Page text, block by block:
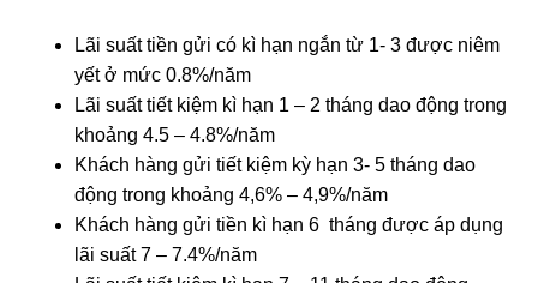
Lãi suất tiền gửi có kì hạn ngắn từ 1- 3 được niêm
yết ở mức 0.8%/năm
Lãi suất tiết kiệm kì hạn 1 – 2 tháng dao động trong
khoảng 4.5 – 4.8%/năm
Khách hàng gửi tiết kiệm kỳ hạn 3- 5 tháng dao
động trong khoảng 4,6% – 4,9%/năm
Khách hàng gửi tiền kì hạn 6 tháng được áp dụng
lãi suất 7 – 7.4%/năm